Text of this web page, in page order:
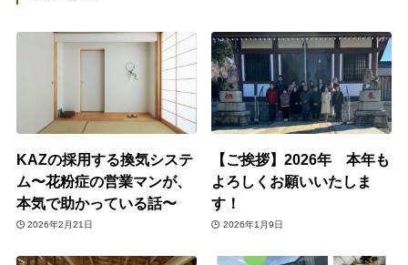
KAZの採用する換気システ
ム〜花粉症の営業マンが、
本気で助かっている話〜
2026年2月21日
【ご挨拶】2026年 本年も
よろしくお願いいたしま
す！
2026年1月9日